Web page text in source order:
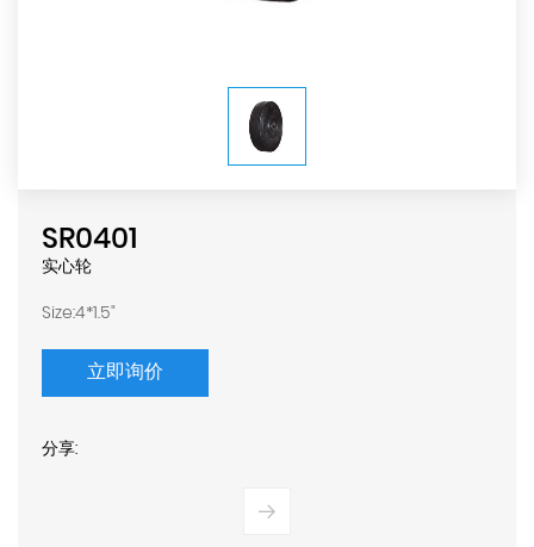
SR0401
实心轮
Size:4*1.5"
立即询价
分享: